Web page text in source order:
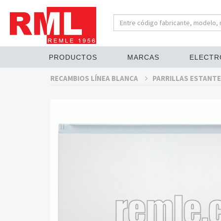
PRODUCTOS MARCAS
RECAMBIOS LÍNEA BLANCA PARRILLAS